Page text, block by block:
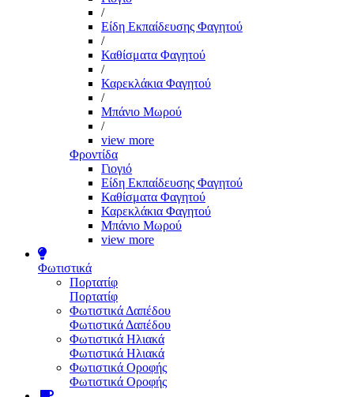
/
Είδη Εκπαίδευσης Φαγητού
/
Καθίσματα Φαγητού
/
Καρεκλάκια Φαγητού
/
Μπάνιο Μωρού
/
view more
Φροντίδα
Γιογιό
Είδη Εκπαίδευσης Φαγητού
Καθίσματα Φαγητού
Καρεκλάκια Φαγητού
Μπάνιο Μωρού
view more
Φωτιστικά
Πορτατίφ
Πορτατίφ
Φωτιστικά Δαπέδου
Φωτιστικά Δαπέδου
Φωτιστικά Ηλιακά
Φωτιστικά Ηλιακά
Φωτιστικά Οροφής
Φωτιστικά Οροφής